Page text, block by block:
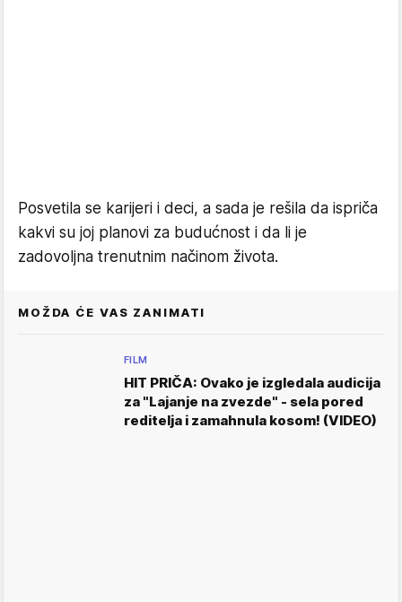
Posvetila se karijeri i deci, a sada je rešila da ispriča
kakvi su joj planovi za budućnost i da li je
zadovoljna trenutnim načinom života.
MOŽDA ĆE VAS ZANIMATI
FILM
HIT PRIČA: Ovako je izgledala audicija
za "Lajanje na zvezde" - sela pored
reditelja i zamahnula kosom! (VIDEO)